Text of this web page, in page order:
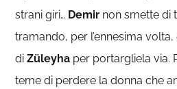
strani giri… Demir non smette di
tramando, per l’ennesima
diZüleyha per portargliela via.
teme di perdere la donna che